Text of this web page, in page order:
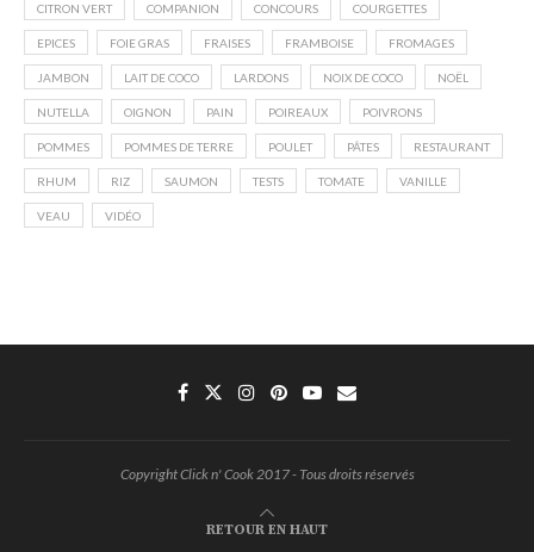
CITRON VERT COMPANION CONCOURS COURGETTES
EPICES FOIE GRAS FRAISES FRAMBOISE FROMAGES
JAMBON LAIT DE COCO LARDONS NOIX DE COCO NOËL
NUTELLA OIGNON PAIN POIREAUX POIVRONS
POMMES POMMES DE TERRE POULET PÂTES RESTAURANT
RHUM RIZ SAUMON TESTS TOMATE VANILLE
VEAU VIDÉO
Copyright Click n' Cook 2017 - Tous droits réservés
RETOUR EN HAUT